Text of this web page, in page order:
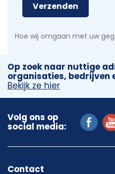
Verzenden
Hoe wij omgaan met uw
Op zoek naar nuttige
organisaties, bedrijven
Bekijk ze hier
Volg ons op
social media:
Contact